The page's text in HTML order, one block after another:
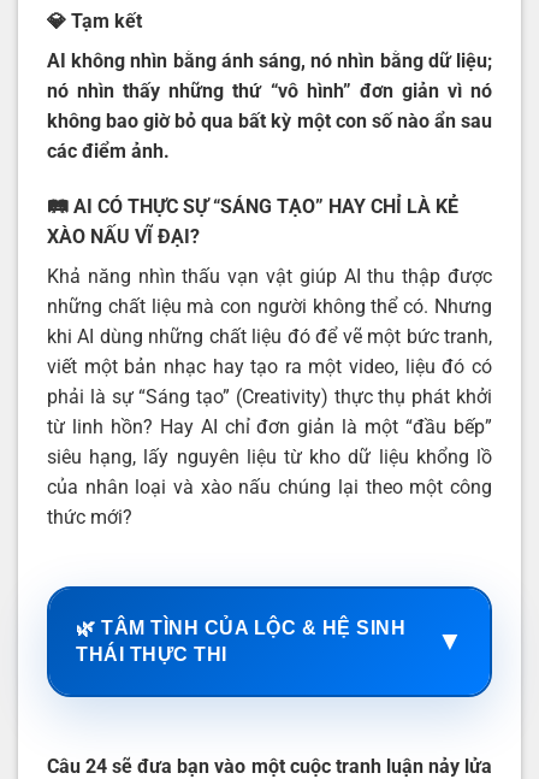
💎 Tạm kết
AI không nhìn bằng ánh sáng, nó nhìn bằng dữ liệu;
nó nhìn thấy những thứ “vô hình” đơn giản vì nó
không bao giờ bỏ qua bất kỳ một con số nào ẩn sau
các điểm ảnh.
🛤️ AI CÓ THỰC SỰ “SÁNG TẠO” HAY CHỈ LÀ KẺ
XÀO NẤU VĨ ĐẠI?
Khả năng nhìn thấu vạn vật giúp AI thu thập được
những chất liệu mà con người không thể có. Nhưng
khi AI dùng những chất liệu đó để vẽ một bức tranh,
viết một bản nhạc hay tạo ra một video, liệu đó có
phải là sự “Sáng tạo” (Creativity) thực thụ phát khởi
từ linh hồn? Hay AI chỉ đơn giản là một “đầu bếp”
siêu hạng, lấy nguyên liệu từ kho dữ liệu khổng lồ
của nhân loại và xào nấu chúng lại theo một công
thức mới?
🌿 TÂM TÌNH CỦA LỘC & HỆ SINH
THÁI THỰC THI
▼
Câu 24 sẽ đưa bạn vào một cuộc tranh luận nảy lửa